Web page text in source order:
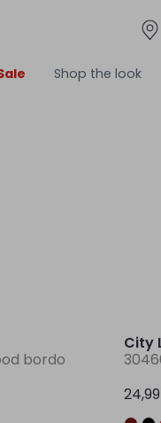
Shop the look
bordo
City
24,99